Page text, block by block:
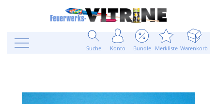
Suche Konto Bundle Merkliste Warenkorb